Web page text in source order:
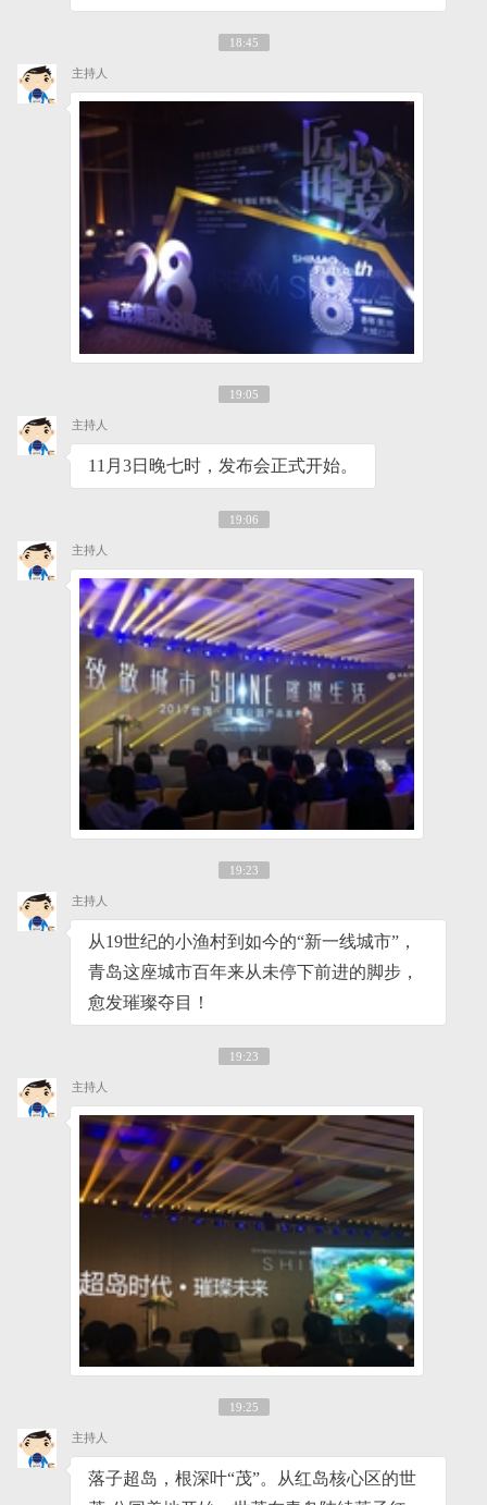
18:45
主持人
19:05
主持人
11月3日晚七时，发布会正式开始。
19:06
主持人
19:23
主持人
从19世纪的小渔村到如今的“新一线城市”，
青岛这座城市百年来从未停下前进的脚步，
愈发璀璨夺目！
19:23
主持人
19:25
主持人
落子超岛，根深叶“茂”。从红岛核心区的世